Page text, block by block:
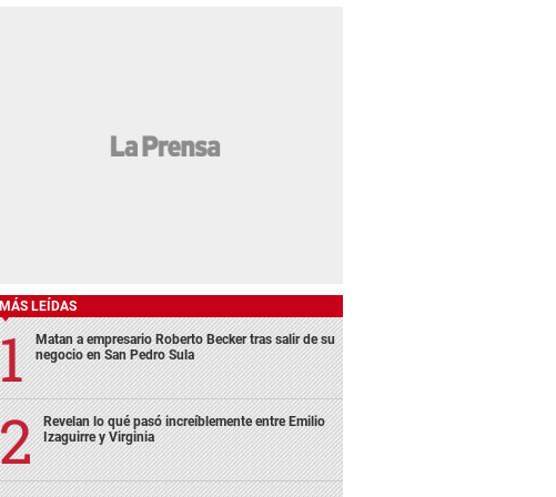
MÁS LEÍDAS
Matan a empresario Roberto Becker tras salir de su
negocio en San Pedro Sula
Revelan lo qué pasó increíblemente entre Emilio
Izaguirre y Virginia